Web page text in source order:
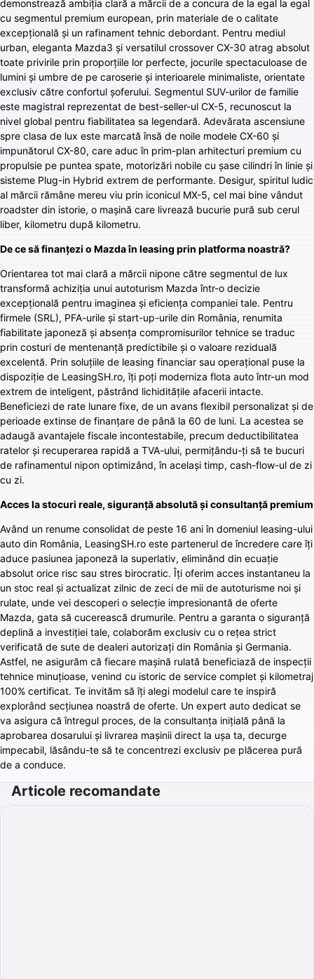
demonstrează ambiția clară a mărcii de a concura de la egal la egal
cu segmentul premium european, prin materiale de o calitate
excepțională și un rafinament tehnic debordant. Pentru mediul
urban, eleganta Mazda3 și versatilul crossover CX-30 atrag absolut
toate privirile prin proporțiile lor perfecte, jocurile spectaculoase de
lumini și umbre de pe caroserie și interioarele minimaliste, orientate
exclusiv către confortul șoferului. Segmentul SUV-urilor de familie
este magistral reprezentat de best-seller-ul CX-5, recunoscut la
nivel global pentru fiabilitatea sa legendară. Adevărata ascensiune
spre clasa de lux este marcată însă de noile modele CX-60 și
impunătorul CX-80, care aduc în prim-plan arhitecturi premium cu
propulsie pe puntea spate, motorizări nobile cu șase cilindri în linie și
sisteme Plug-in Hybrid extrem de performante. Desigur, spiritul ludic
al mărcii rămâne mereu viu prin iconicul MX-5, cel mai bine vândut
roadster din istorie, o mașină care livrează bucurie pură sub cerul
liber, kilometru după kilometru.
De ce să finanțezi o Mazda în leasing prin platforma noastră?
Orientarea tot mai clară a mărcii nipone către segmentul de lux
transformă achiziția unui autoturism Mazda într-o decizie
excepțională pentru imaginea și eficiența companiei tale. Pentru
firmele (SRL), PFA-urile și start-up-urile din România, renumita
fiabilitate japoneză și absența compromisurilor tehnice se traduc
prin costuri de mentenanță predictibile și o valoare reziduală
excelentă. Prin soluțiile de leasing financiar sau operațional puse la
dispoziție de LeasingSH.ro, îți poți moderniza flota auto într-un mod
extrem de inteligent, păstrând lichiditățile afacerii intacte.
Beneficiezi de rate lunare fixe, de un avans flexibil personalizat și de
perioade extinse de finanțare de până la 60 de luni. La acestea se
adaugă avantajele fiscale incontestabile, precum deductibilitatea
ratelor și recuperarea rapidă a TVA-ului, permițându-ți să te bucuri
de rafinamentul nipon optimizând, în același timp, cash-flow-ul de zi
cu zi.
Acces la stocuri reale, siguranță absolută și consultanță premium
Având un renume consolidat de peste 16 ani în domeniul leasing-ului
auto din România, LeasingSH.ro este partenerul de încredere care îți
aduce pasiunea japoneză la superlativ, eliminând din ecuație
absolut orice risc sau stres birocratic. Îți oferim acces instantaneu la
un stoc real și actualizat zilnic de zeci de mii de autoturisme noi și
rulate, unde vei descoperi o selecție impresionantă de oferte
Mazda, gata să cucerească drumurile. Pentru a garanta o siguranță
deplină a investiției tale, colaborăm exclusiv cu o rețea strict
verificată de sute de dealeri autorizați din România și Germania.
Astfel, ne asigurăm că fiecare mașină rulată beneficiază de inspecții
tehnice minuțioase, venind cu istoric de service complet și kilometraj
100% certificat. Te invităm să îți alegi modelul care te inspiră
explorând secțiunea noastră de oferte. Un expert auto dedicat se
va asigura că întregul proces, de la consultanța inițială până la
aprobarea dosarului și livrarea mașinii direct la ușa ta, decurge
impecabil, lăsându-te să te concentrezi exclusiv pe plăcerea pură
de a conduce.
Articole recomandate